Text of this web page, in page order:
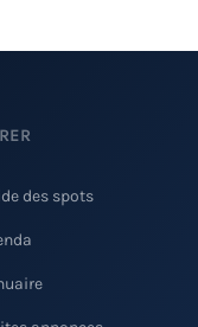
des spots